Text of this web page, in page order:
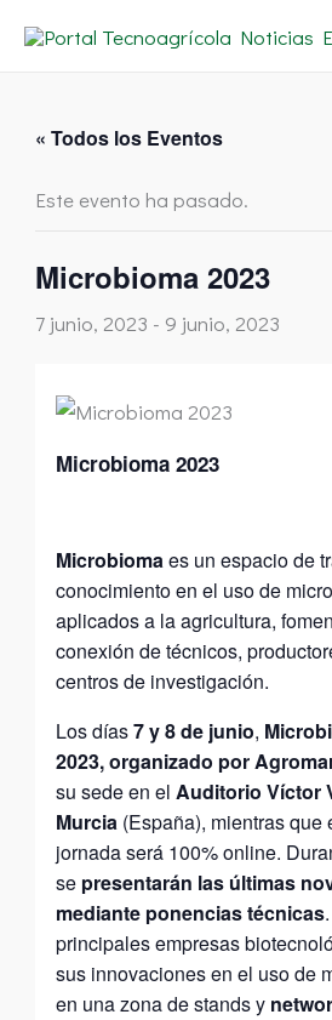
« Todos los Eventos
Este evento ha pasado.
Microbioma 2023
7 junio, 2023 - 9 junio, 2023
Microbioma 2023
Microbiomaes un espacio de
conocimiento en el uso de
aplicados a la agricultura,
conexión de técnicos,
centros de investigación.
Los días7 y 8 de junio,
2023,organizado por
su sede en elAuditorio Víctor
Murcia (España), mientras
jornada será 100% online.
se presentarán las últimas
mediante ponencias técnicas
principales empresas
sus innovaciones en el uso de
en una zona de stands y